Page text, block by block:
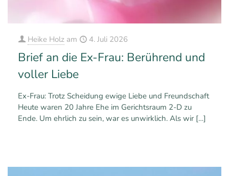
Heike Holz am 4. Juli 2026
Brief an die Ex-Frau: Berührend und
voller Liebe
Ex-Frau: Trotz Scheidung ewige Liebe und Freundschaft
Heute waren 20 Jahre Ehe im Gerichtsraum 2-D zu
Ende. Um ehrlich zu sein, war es unwirklich. Als wir […]